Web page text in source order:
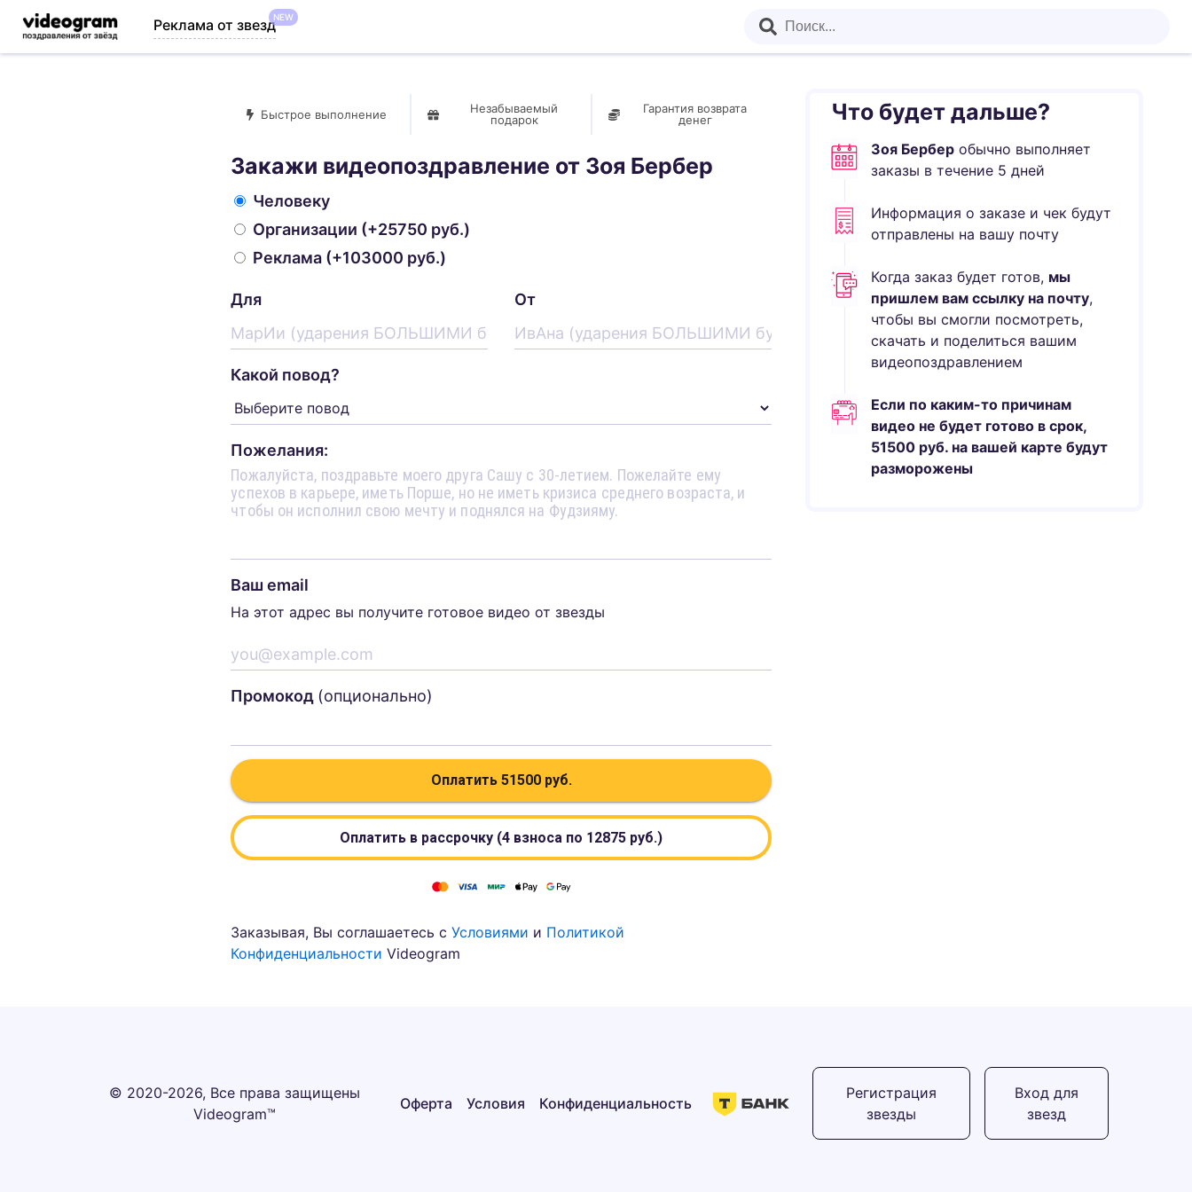
Реклама от звездNEW
Быстрое выполнение
Незабываемый
подарок
Гарантия возврата
денег
Закажи видеопоздравление от Зоя Бербер
Человеку
Организации (+25750 руб.)
Реклама (+103000 руб.)
Для От
Какой повод?
Пожелания:
Ваш email
На этот адрес вы получите готовое видео от звезды
Промокод (опционально)
Оплатить 51500руб.
Оплатить в рассрочку (4 взноса по 12875 руб.)
Что будет дальше?
Зоя Бербер обычно выполняет
заказы в течение 5 дней
Информация о заказе и чек будут
отправлены на вашу почту
Когда заказ будет готов, мы
пришлем вам ссылку на почту,
чтобы вы смогли посмотреть,
скачать и поделиться вашим
видеопоздравлением
Если по каким-то причинам
видео не будет готово в срок,
51500 руб. на вашей карте будут
разморожены
Заказывая, Вы соглашаетесь сУсловиями и Политикой
Конфиденциальности Videogram
© 2020-2026, Все права защищены
Videogram™
Оферта Условия Конфиденциальность
Регистрация
звезды
Вход для
звезд